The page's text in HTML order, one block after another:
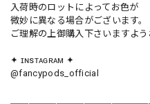
入荷時のロットによってお色が
微妙に異なる場合がございます。
ご理解の上御購入下さいますよう
✦ ɪɴsᴛᴀɢʀᴀᴍ ✦
@fancypods_official